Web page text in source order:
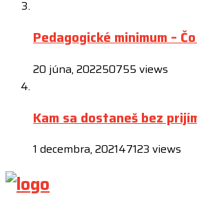
Pedagogické minimum –
20 júna, 202250755 views
Kam sa dostaneš bez
1 decembra, 202147123 views